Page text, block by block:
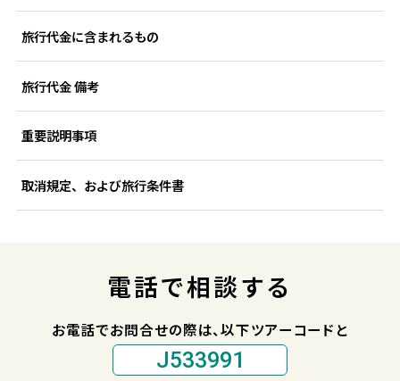
旅行代金に含まれるもの
旅行代金 備考
重要説明事項
取消規定、および旅行条件書
電話で相談する
お電話でお問合せの際は、以下ツアーコードと
J533991